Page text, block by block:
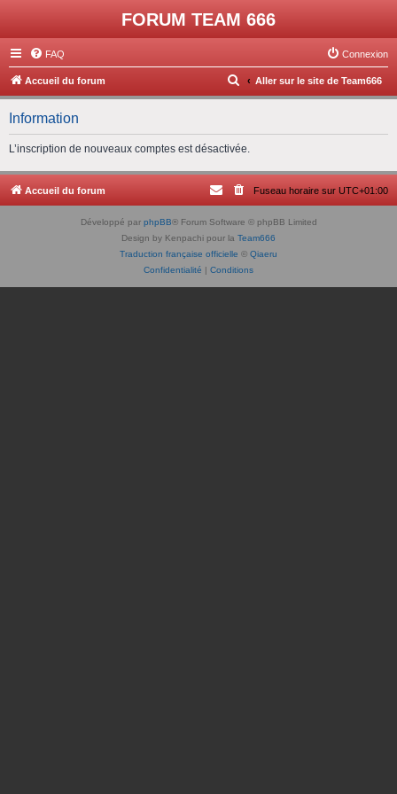
FORUM TEAM 666
FAQ Connexion
Accueil du forum Aller sur le site de Team666
R
e
r
c
h
e
r
Information
L’inscription de nouveaux comptes est désactivée.
Accueil du forum Fuseau horaire sur UTC+01:00
Développé par phpBB® Forum Software © phpBB Limited
Design by Kenpachi pour la Team666
Traduction française officielle © Qiaeru
Confidentialité | Conditions